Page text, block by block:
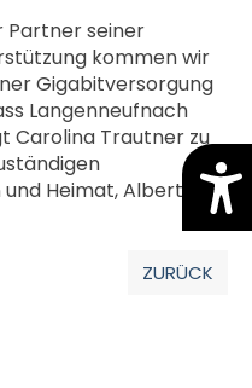
Partner seiner
kommen wir
Gigabitversorgung
Langenneufnach
Carolina Trautner zu
Heimat, Albert
ZURÜCK